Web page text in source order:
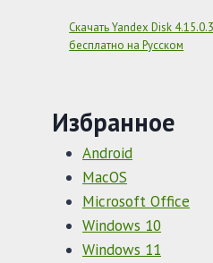
Скачать Yandex Disk
бесплатно на Русском
Избранное
Android
MacOS
Microsoft Office
Windows 10
Windows 11